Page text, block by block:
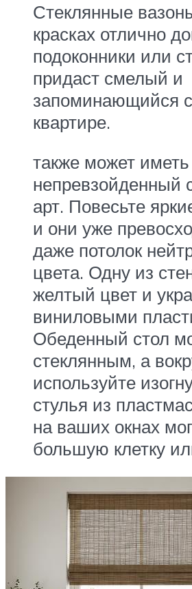
Стеклянные
красках отлично
подоконники или
придаст смелый и
запоминающийся
квартире.
также может иметь
непревзойденный
арт. Повесьте
и они уже
даже потолок
цвета. Одну из
желтый цвет и
виниловыми
Обеденный стол
стеклянным, а
используйте
стулья из
на ваших окнах
большую клетку